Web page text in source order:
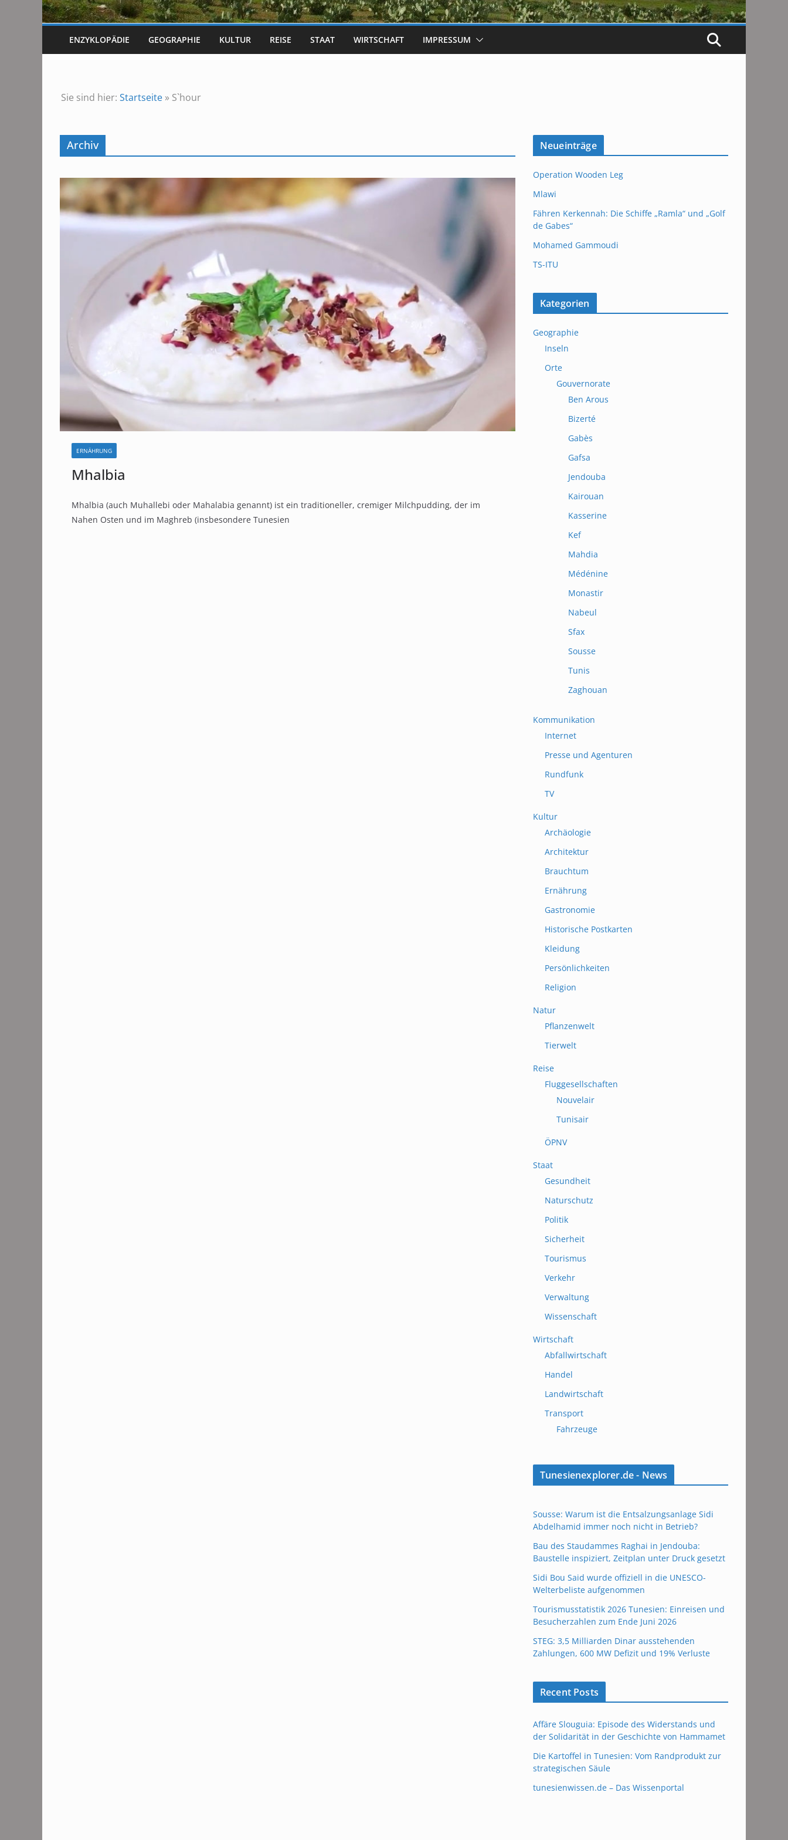
ENZYKLOPÄDIE GEOGRAPHIE KULTUR REISE STAAT WIRTSCHAFT IMPRESSUM
Sie sind hier: Startseite » S`hour
Archiv
ERNÄHRUNG
Mhalbia
Mhalbia (auch Muhallebi oder Mahalabia genannt) ist ein traditioneller, cremiger Milchpudding, der im
Nahen Osten und im Maghreb (insbesondere Tunesien
Neueinträge
Operation Wooden Leg
Mlawi
Fähren Kerkennah: Die Schiffe „Ramla“ und „Golf
de Gabes“
Mohamed Gammoudi
TS-ITU
Kategorien
Geographie
Inseln
Orte
Gouvernorate
Ben Arous
Bizerté
Gabès
Gafsa
Jendouba
Kairouan
Kasserine
Kef
Mahdia
Médénine
Monastir
Nabeul
Sfax
Sousse
Tunis
Zaghouan
Kommunikation
Internet
Presse und Agenturen
Rundfunk
TV
Kultur
Archäologie
Architektur
Brauchtum
Ernährung
Gastronomie
Historische Postkarten
Kleidung
Persönlichkeiten
Religion
Natur
Pflanzenwelt
Tierwelt
Reise
Fluggesellschaften
Nouvelair
Tunisair
ÖPNV
Staat
Gesundheit
Naturschutz
Politik
Sicherheit
Tourismus
Verkehr
Verwaltung
Wissenschaft
Wirtschaft
Abfallwirtschaft
Handel
Landwirtschaft
Transport
Fahrzeuge
Tunesienexplorer.de - News
Sousse: Warum ist die Entsalzungsanlage Sidi
Abdelhamid immer noch nicht in Betrieb?
Bau des Staudammes Raghai in Jendouba:
Baustelle inspiziert, Zeitplan unter Druck gesetzt
Sidi Bou Said wurde offiziell in die UNESCO-
Welterbeliste aufgenommen
Tourismusstatistik 2026 Tunesien: Einreisen und
Besucherzahlen zum Ende Juni 2026
STEG: 3,5 Milliarden Dinar ausstehenden
Zahlungen, 600 MW Defizit und 19% Verluste
Recent Posts
Affäre Slouguia: Episode des Widerstands und
der Solidarität in der Geschichte von Hammamet
Die Kartoffel in Tunesien: Vom Randprodukt zur
strategischen Säule
tunesienwissen.de – Das Wissenportal